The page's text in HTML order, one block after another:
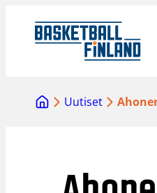
sisältöön
Uutiset